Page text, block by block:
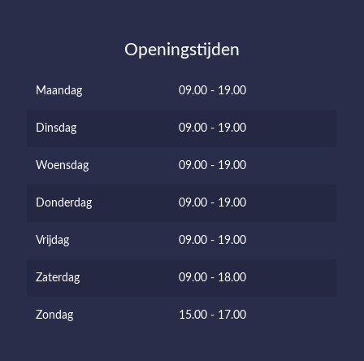
Openingstijden
Maandag 09.00 - 19.00
Dinsdag 09.00 - 19.00
Woensdag 09.00 - 19.00
Donderdag 09.00 - 19.00
Vrijdag 09.00 - 19.00
Zaterdag 09.00 - 18.00
Zondag 15.00 - 17.00